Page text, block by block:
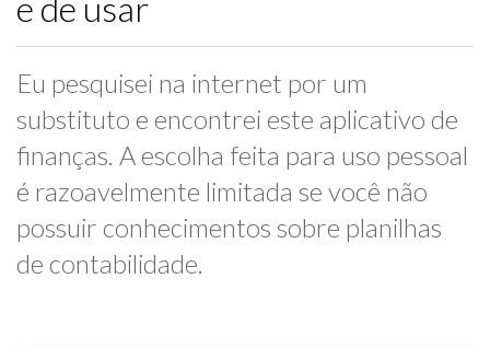
Eu pesquisei na internet por um
substituto e encontrei este aplicativo de
finanças. A escolha feita para uso pessoal
é razoavelmente limitada se você não
possuir conhecimentos sobre planilhas
de contabilidade.